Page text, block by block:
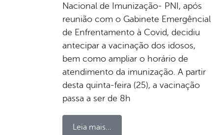
Nacional de Imunização- PNI, após
reunião com o Gabinete Emergêncial
de Enfrentamento à Covid, decidiu
antecipar a vacinação dos idosos,
bem como ampliar o horário de
atendimento da imunização. A partir
desta quinta-feira (25), a vacinação
passa a ser de 8h
Leia mais...